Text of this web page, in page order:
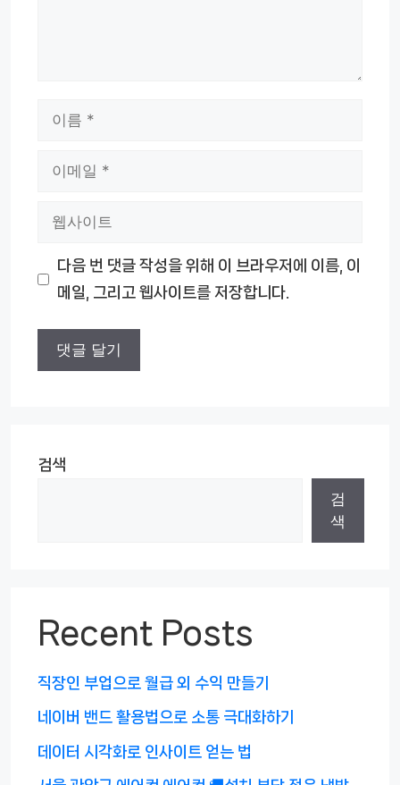
다음 번 댓글 작성을 위해 이 브라우저에 이름, 이
메일, 그리고 웹사이트를 저장합니다.
검색
검
색
Recent Posts
직장인 부업으로 월급 외 수익 만들기
네이버 밴드 활용법으로 소통 극대화하기
데이터 시각화로 인사이트 얻는 법